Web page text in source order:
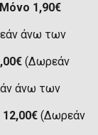
Μόνο 1,90€
άνω των
(Δωρεάν
άνω των
12,00€ (Δωρεάν